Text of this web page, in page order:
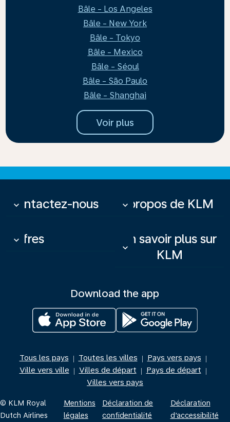
Bâle - Los Angeles
Bâle - New York
Bâle - Tokyo
Bâle - Mexico
Bâle - Séoul
Bâle - São Paulo
Bâle - Shanghai
Voir plus
Contactez-nous
keyboard_arrow_down À propos de KLM
keyboard_arrow_down
Offres
keyboard_arrow_down
En savoir plus sur
KLM
keyboard_arrow_down
Download the app
Tous les pays | Toutes les villes | Pays vers pays |
Ville vers ville | Villes de départ | Pays de départ |
Villes vers pays
© KLM Royal
Dutch Airlines
Mentions
légales
Déclaration de
confidentialité
Déclaration
d’accessibilité